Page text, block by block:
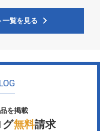
一覧を見る
を掲載
グ無料請求